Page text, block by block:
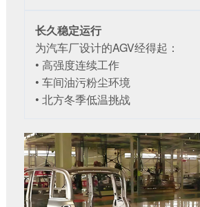
长久稳定运行
为汽车厂设计的AGV经得起：
• 高强度连续工作
• 车间油污粉尘环境
• 北方冬季低温挑战